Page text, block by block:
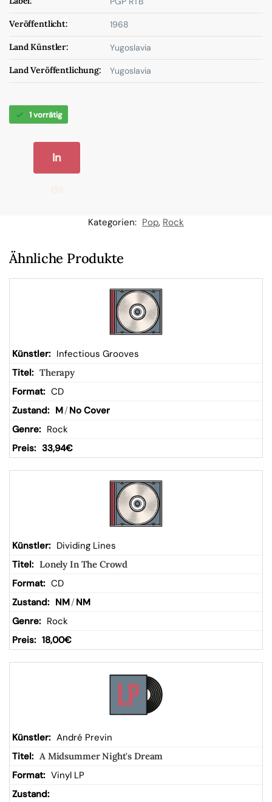
Veröffentlicht: 1968
Land Künstler: Yugoslavia
Land Veröffentlichung: Yugoslavia
1 vorrätig
In
W
kor
b
Kategorien: Pop, Rock
Ähnliche Produkte
Infectious Grooves
Therapy
CD
M/ No Cover
Rock
33,94€
Dividing Lines
Lonely In The Crowd
CD
NM/ NM
Rock
18,00€
André Previn
A Midsummer Night's Dream
Vinyl LP